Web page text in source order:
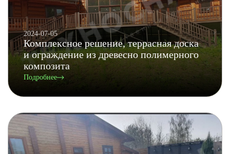
2024-07-05
Комплексное решение, террасная доска
и ограждение из древесно полимерного
композита
Подробнее